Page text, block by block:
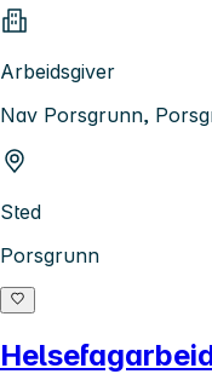
Arbeidsgiver
Nav Porsgrunn,
Sted
Porsgrunn